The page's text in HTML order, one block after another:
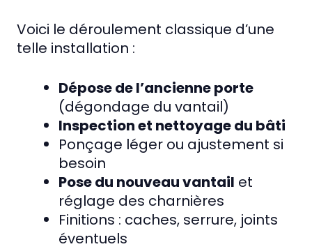
Voici le déroulement classique d’une
telle installation :
Dépose de l’ancienne porte
(dégondage du vantail)
Inspection et nettoyage du bâti
Ponçage léger ou ajustement si
besoin
Pose du nouveau vantail et
réglage des charnières
Finitions : caches, serrure, joints
éventuels